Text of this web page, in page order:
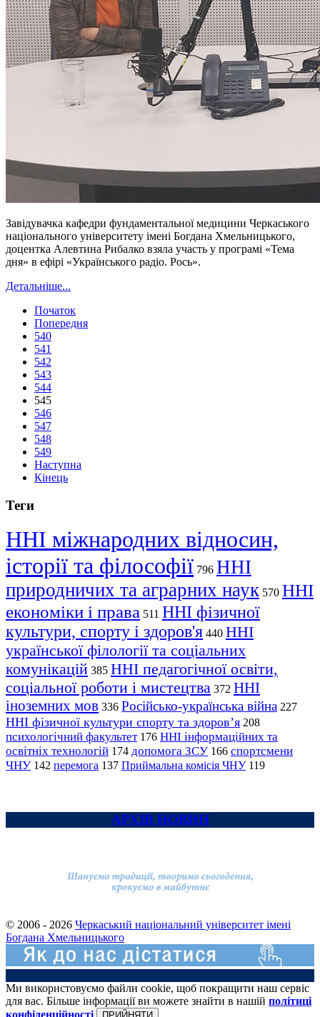
Завідувачка кафедри фундаментальної медицини Черкаського
національного університету імені Богдана Хмельницького,
доцентка Алевтина Рибалко взяла участь у програмі «Тема
дня» в ефірі «Українського радіо. Рось».
Детальніше...
Початок
Попередня
540
541
542
543
544
545
546
547
548
549
Наступна
Кінець
Теги
ННІ міжнародних відносин,
історії та філософії 796 ННІ
природничих та аграрних наук 570 ННІ
економіки і права 511 ННІ фізичної
культури, спорту і здоров'я 440 ННІ
української філології та соціальних
комунікацій 385 ННІ педагогічної освіти,
соціальної роботи і мистецтва 372 ННІ
іноземних мов 336 Російсько-українська війна 227
ННІ фізичної культури спорту та здоров’я 208
психологічний факультет 176 ННІ інформаційних та
освітніх технологій 174 допомога ЗСУ 166 спортсмени
ЧНУ 142 перемога 137 Приймальна комісія ЧНУ 119
АРХІВ НОВИН
© 2006 - 2026 Черкаський національний університет імені
Богдана Хмельницького
Ми використовуємо файли cookie, щоб покращити наш сервіс
для вас. Більше інформації ви можете знайти в нашій політиці
конфіденційності